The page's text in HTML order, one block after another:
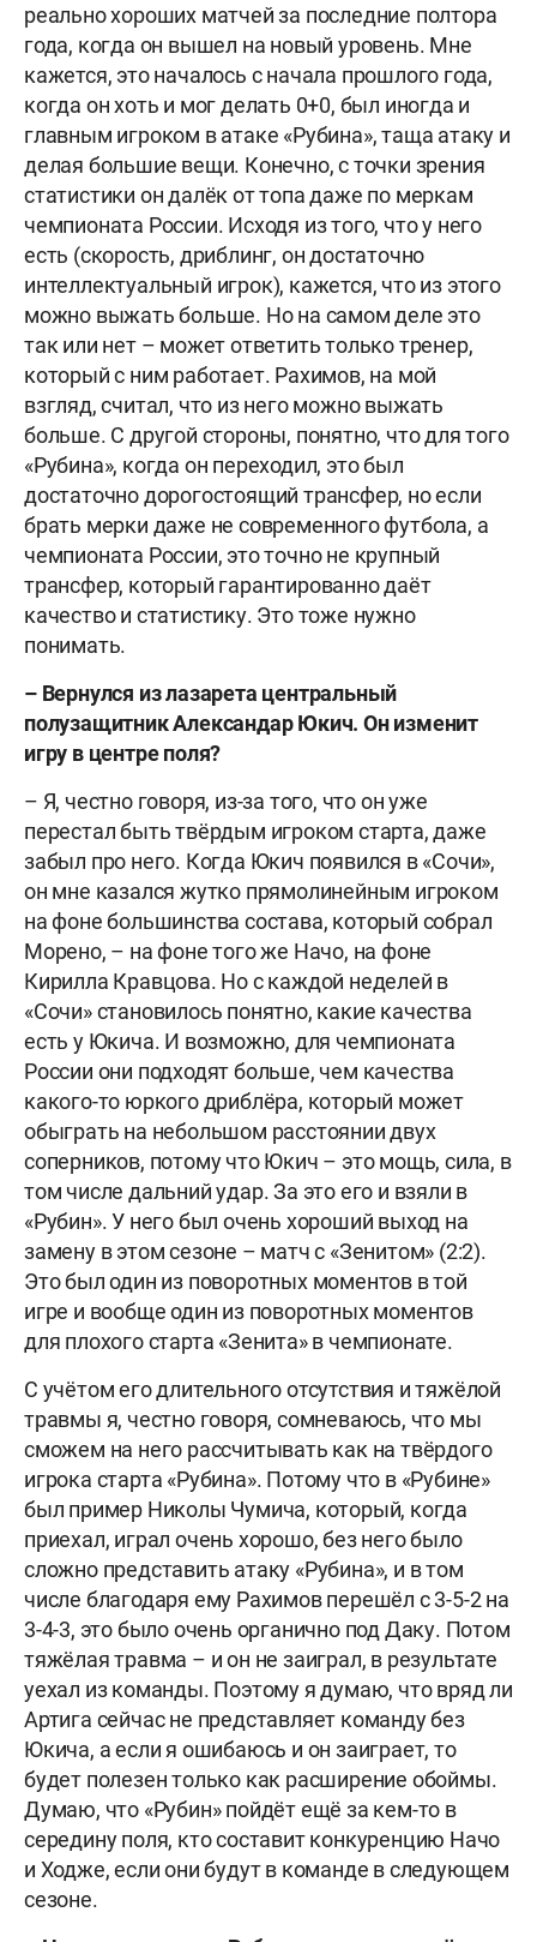
реально хороших матчей за последние полтора
года, когда он вышел на новый уровень. Мне
кажется, это началось с начала прошлого года,
когда он хоть и мог делать 0+0, был иногда и
главным игроком в атаке «Рубина», таща атаку и
делая большие вещи. Конечно, с точки зрения
статистики он далёк от топа даже по меркам
чемпионата России. Исходя из того, что у него
есть (скорость, дриблинг, он достаточно
интеллектуальный игрок), кажется, что из этого
можно выжать больше. Но на самом деле это
так или нет – может ответить только тренер,
который с ним работает. Рахимов, на мой
взгляд, считал, что из него можно выжать
больше. С другой стороны, понятно, что для того
«Рубина», когда он переходил, это был
достаточно дорогостоящий трансфер, но если
брать мерки даже не современного футбола, а
чемпионата России, это точно не крупный
трансфер, который гарантированно даёт
качество и статистику. Это тоже нужно
понимать.
– Вернулся из лазарета центральный
полузащитник Александар Юкич. Он изменит
игру в центре поля?
– Я, честно говоря, из-за того, что он уже
перестал быть твёрдым игроком старта, даже
забыл про него. Когда Юкич появился в «Сочи»,
он мне казался жутко прямолинейным игроком
на фоне большинства состава, который собрал
Морено, – на фоне того же Начо, на фоне
Кирилла Кравцова. Но с каждой неделей в
«Сочи» становилось понятно, какие качества
есть у Юкича. И возможно, для чемпионата
России они подходят больше, чем качества
какого-то юркого дриблёра, который может
обыграть на небольшом расстоянии двух
соперников, потому что Юкич – это мощь, сила, в
том числе дальний удар. За это его и взяли в
«Рубин». У него был очень хороший выход на
замену в этом сезоне – матч с «Зенитом» (2:2).
Это был один из поворотных моментов в той
игре и вообще один из поворотных моментов
для плохого старта «Зенита» в чемпионате.
С учётом его длительного отсутствия и тяжёлой
травмы я, честно говоря, сомневаюсь, что мы
сможем на него рассчитывать как на твёрдого
игрока старта «Рубина». Потому что в «Рубине»
был пример Николы Чумича, который, когда
приехал, играл очень хорошо, без него было
сложно представить атаку «Рубина», и в том
числе благодаря ему Рахимов перешёл с 3-5-2 на
3-4-3, это было очень органично под Даку. Потом
тяжёлая травма – и он не заиграл, в результате
уехал из команды. Поэтому я думаю, что вряд ли
Артига сейчас не представляет команду без
Юкича, а если я ошибаюсь и он заиграет, то
будет полезен только как расширение обоймы.
Думаю, что «Рубин» пойдёт ещё за кем-то в
середину поля, кто составит конкуренцию Начо
и Ходже, если они будут в команде в следующем
сезоне.